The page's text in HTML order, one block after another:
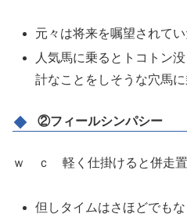
元々は将来を嘱望されてい
人気馬に乗るとトコトン
計なことをしそうな穴馬に
②フィールシンパシー
ｗ ｃ 軽く仕掛けると併走置
但しタイムはさほどでも